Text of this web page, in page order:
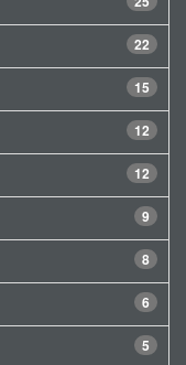
22
15
12
12
9
8
6
5